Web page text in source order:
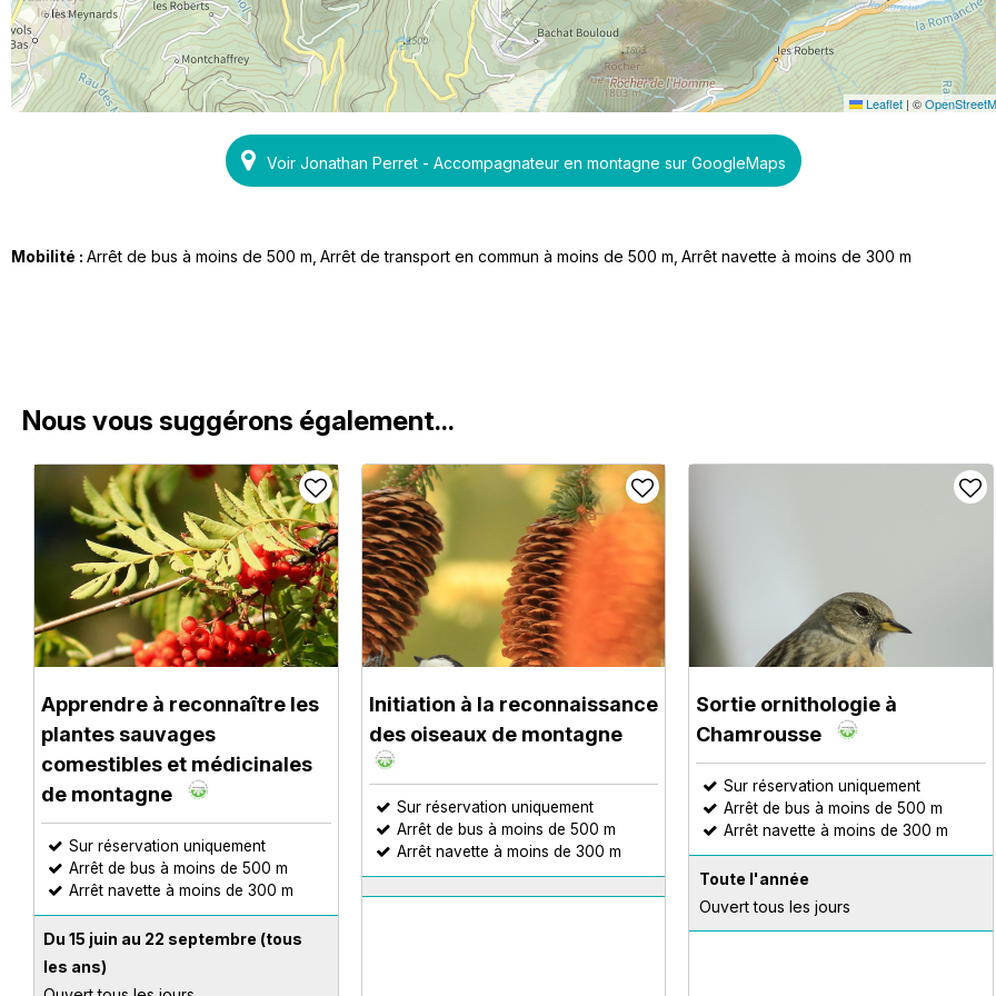
Leaflet | ©
Voir Jonathan Perret - Accompagnateur en montagne sur GoogleMaps
Mobilité : Arrêt de bus à moins de 500 m Arrêt de transport en commun à moins de 500 m Arrêt navette à moins de 300 m
Nous vous suggérons également...
Apprendre à reconnaître les
plantes sauvages
comestibles et médicinales
de montagne
Sur réservation uniquement
Arrêt de bus à moins de 500 m
Arrêt navette à moins de 300 m
Du 15 juin au 22 septembre (tous
les ans)
Initiation à la reconnaissance
des oiseaux de montagne
Sur réservation uniquement
Arrêt de bus à moins de 500 m
Arrêt navette à moins de 300 m
Sortie ornithologie à
Chamrousse
Sur réservation uniquement
Arrêt de bus à moins de 500 m
Arrêt navette à moins de 300 m
Toute l'année
Ouvert tous les jours